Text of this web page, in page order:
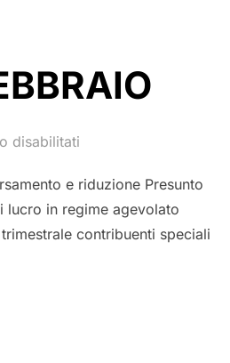
disabilitati
e riduzione Presunto
lucro in regime agevolato
contribuenti speciali